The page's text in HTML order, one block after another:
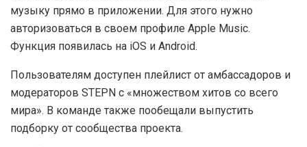
музыку прямо в приложении. Для этого нужно
авторизоваться в своем профиле Apple Music.
Функция появилась на iOS и Android.
Пользователям доступен плейлист от амбассадоров и
модераторов STEPN с «множеством хитов со всего
мира». В команде также пообещали выпустить
подборку от сообщества проекта.